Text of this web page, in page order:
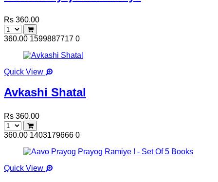
Rs 360.00
360.00 1599887717 0
Quick View
Avkashi Shatal
Rs 360.00
360.00 1403179666 0
Quick View